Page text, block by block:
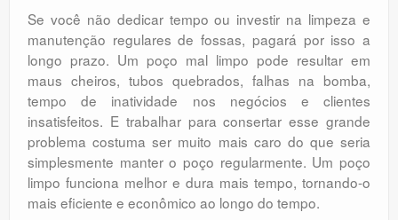
Se você não dedicar tempo ou investir na limpeza e
manutenção regulares de fossas, pagará por isso a
longo prazo. Um poço mal limpo pode resultar em
maus cheiros, tubos quebrados, falhas na bomba,
tempo de inatividade nos negócios e clientes
insatisfeitos. E trabalhar para consertar esse grande
problema costuma ser muito mais caro do que seria
simplesmente manter o poço regularmente. Um poço
limpo funciona melhor e dura mais tempo, tornando-o
mais eficiente e econômico ao longo do tempo.